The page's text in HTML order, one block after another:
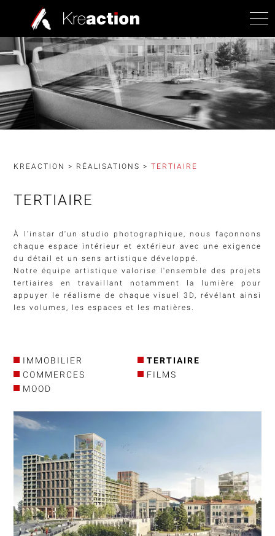
KREACTION > RÉALISATIONS >TERTIAIRE
TERTIAIRE
À l'instar d'un studio photographique, nous façonnons
chaque espace intérieur et extérieur avec une exigence
du détail et un sens artistique développé.
Notre équipe artistique valorise l'ensemble des projets
tertiaires en travaillant notamment la lumière pour
appuyer le réalisme de chaque visuel 3D, révélant ainsi
les volumes, les espaces et les matières.
IMMOBILIER
TERTIAIRE
COMMERCES
FILMS
MOOD